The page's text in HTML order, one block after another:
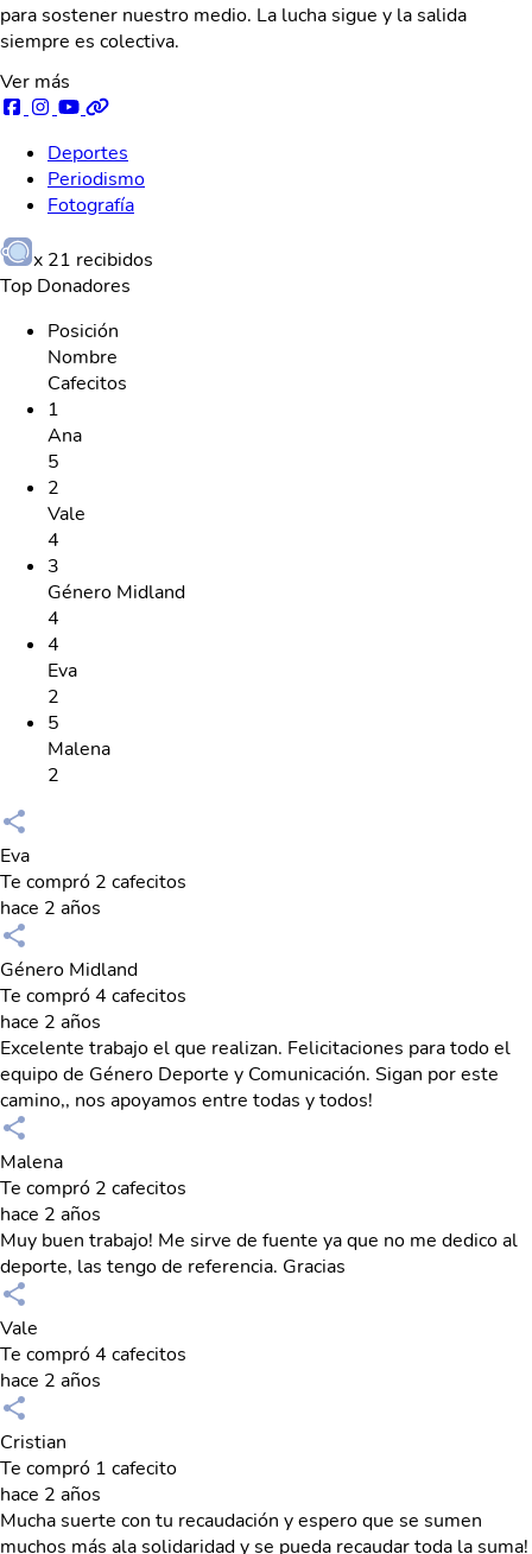
para sostener nuestro medio. La lucha sigue y la salida
siempre es colectiva.
Ver más
Deportes
Periodismo
Fotografía
x 21 recibidos
Top Donadores
Posición
Nombre
Cafecitos
1
Ana
5
2
Vale
4
3
Género Midland
4
4
Eva
2
5
Malena
2
Eva
Te compró 2 cafecitos
hace 2 años
Género Midland
Te compró 4 cafecitos
hace 2 años
Excelente trabajo el que realizan. Felicitaciones para todo el
equipo de Género Deporte y Comunicación. Sigan por este
camino,, nos apoyamos entre todas y todos!
Malena
Te compró 2 cafecitos
hace 2 años
Muy buen trabajo! Me sirve de fuente ya que no me dedico al
deporte, las tengo de referencia. Gracias
Vale
Te compró 4 cafecitos
hace 2 años
Cristian
Te compró 1 cafecito
hace 2 años
Mucha suerte con tu recaudación y espero que se sumen
muchos más ala solidaridad y se pueda recaudar toda la suma!